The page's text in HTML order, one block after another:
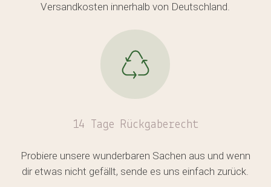
Versandkosten innerhalb von Deutschland.
14 Tage Rückgaberecht
Probiere unsere wunderbaren Sachen aus und wenn
dir etwas nicht gefällt, sende es uns einfach zurück.